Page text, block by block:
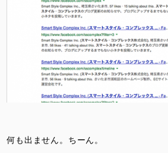
何も出ません。ちーん。